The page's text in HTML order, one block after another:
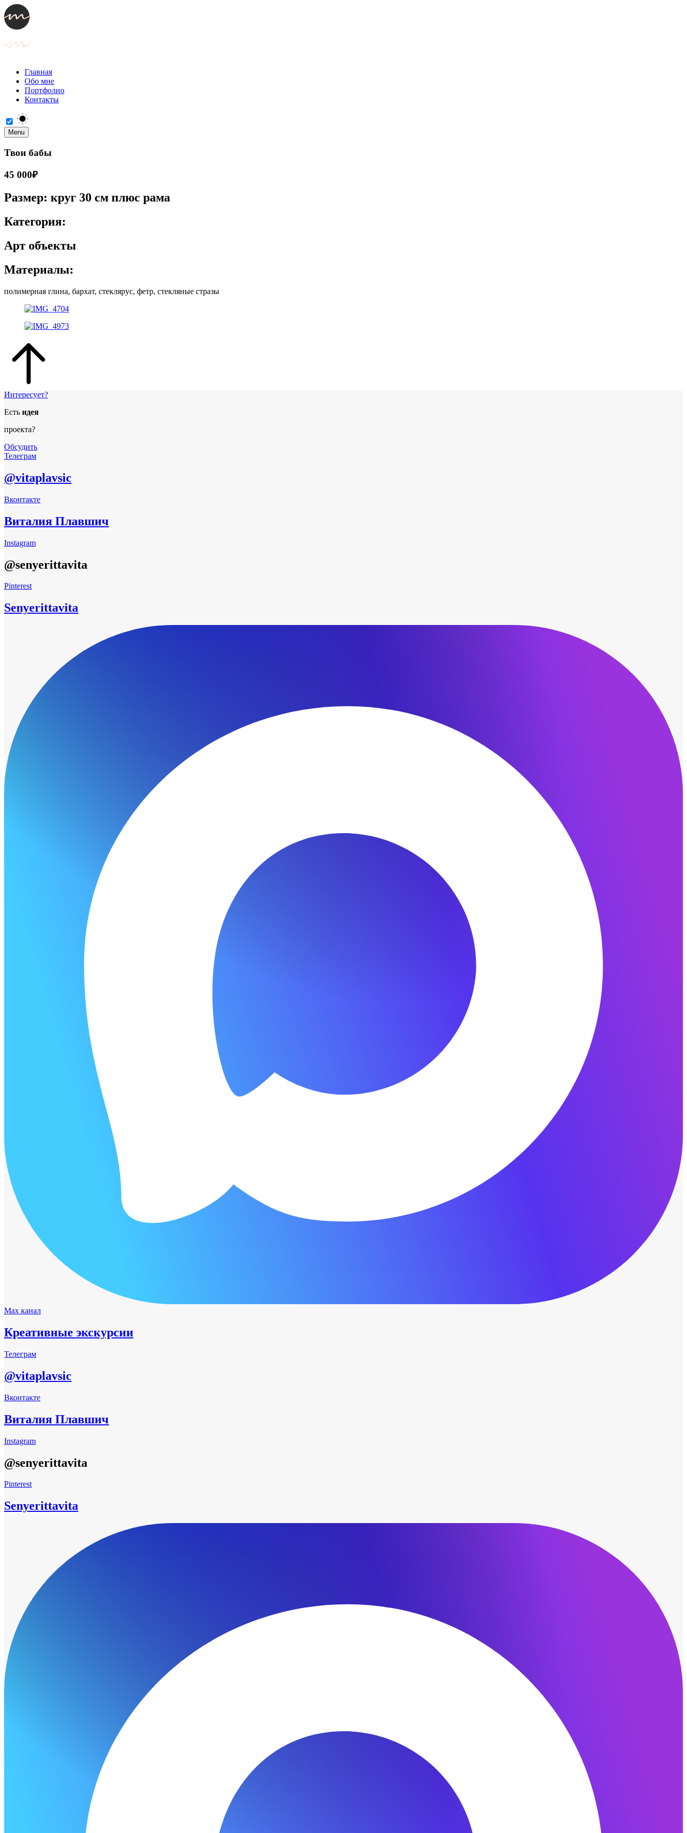
Главная
Обо мне
Портфолио
Контакты
Menu
Твои бабы
45 000₽
Размер: круг 30 см плюс рама
Категория:
Арт объекты
Материалы:
полимерная глина, бархат, стеклярус, фетр, стекляные стразы
Интересует?
Есть идея
проекта?
Обсудить
Телеграм
@vitaplavsic
Вконтакте
Виталия Плавшич
Instagram
@senyerittavita
Pinterest
Senyerittavita
Max канал
Креативные экскурсии
Телеграм
@vitaplavsic
Вконтакте
Виталия Плавшич
Instagram
@senyerittavita
Pinterest
Senyerittavita